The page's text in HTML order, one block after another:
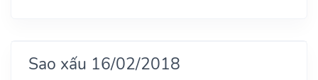
Sao xấu 16/02/2018